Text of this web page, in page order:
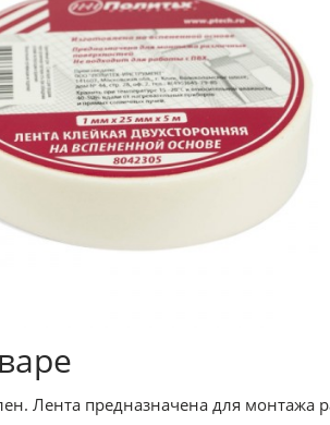
Лента предназначена для монтажа